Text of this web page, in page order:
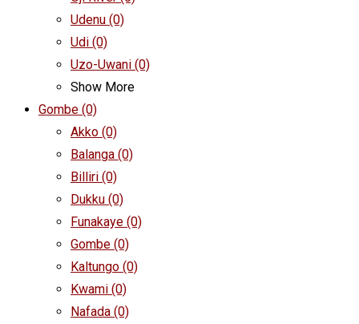
Udenu (0)
Udi (0)
Uzo-Uwani (0)
Show More
Gombe (0)
Akko (0)
Balanga (0)
Billiri (0)
Dukku (0)
Funakaye (0)
Gombe (0)
Kaltungo (0)
Kwami (0)
Nafada (0)